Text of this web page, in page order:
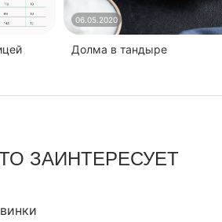
06.05.2020
​Долма в тандыре
ЗАИНТЕРЕСУЕТ